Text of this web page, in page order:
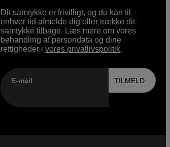
Dit samtykke er frivilligt, og du kan til
enhver tid afmelde dig eller trække dit
samtykke tilbage. Læs mere om vores
behandling af persondata og dine
rettigheder ivores privatlivspolitik.
E-mail TILMELD